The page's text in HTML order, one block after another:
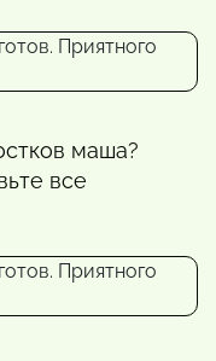
маша?
все